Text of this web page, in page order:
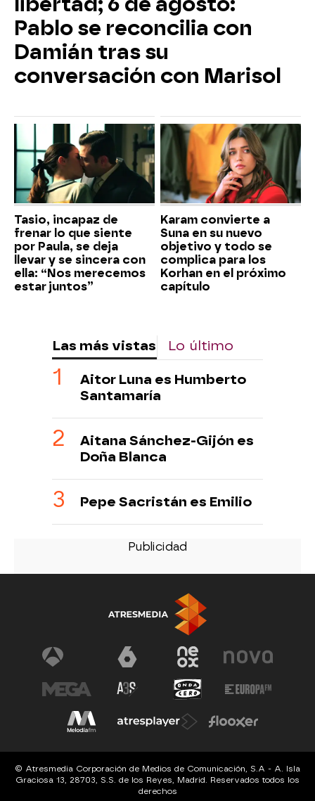
Pablo se reconcilia con
Damián tras su
conversación con Marisol
Tasio, incapaz de
frenar lo que siente
por Paula, se deja
llevar y se sincera con
ella: “Nos merecemos
estar juntos”
Karam convierte a
Suna en su nuevo
objetivo y todo se
complica para los
Korhan en el próximo
capítulo
Las más vistas Lo último
Aitor Luna es Humberto
Santamaría
Aitana Sánchez-Gijón es
Doña Blanca
Pepe Sacristán es Emilio
© Atresmedia Corporación de Medios de Comunicación, S.A - A. Isla
Graciosa 13, 28703, S.S. de los Reyes, Madrid. Reservados todos los
derechos